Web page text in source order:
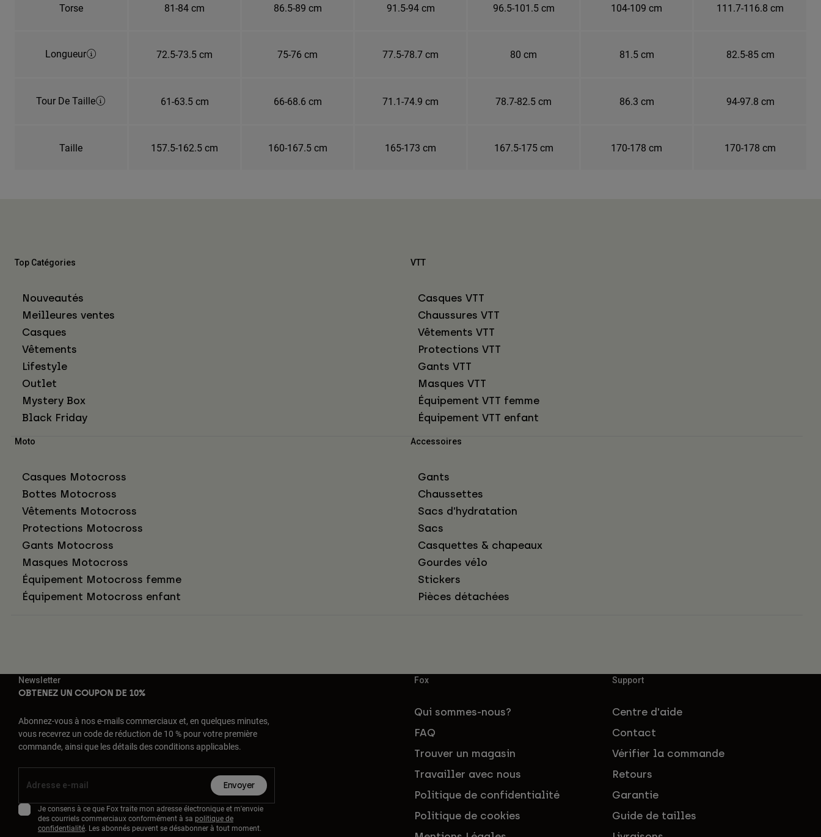
Torse 81-84 cm 86.5-89 cm 91.5-94 cm 96.5-101.5 cm 104-109 cm 111.7-116.8 cm
Longueur 72.5-73.5 cm 75-76 cm 77.5-78.7 cm 80 cm 81.5 cm 82.5-85 cm
Tour De Taille 61-63.5 cm 66-68.6 cm 71.1-74.9 cm 78.7-82.5 cm 86.3 cm 94-97.8 cm
Taille 157.5-162.5 cm 160-167.5 cm 165-173 cm 167.5-175 cm 170-178 cm 170-178 cm
Top Catégories
Nouveautés
Meilleures ventes
Casques
Vêtements
Lifestyle
Outlet
Mystery Box
Black Friday
VTT
Casques VTT
Chaussures VTT
Vêtements VTT
Protections VTT
Gants VTT
Masques VTT
Équipement VTT femme
Équipement VTT enfant
Moto
Casques Motocross
Bottes Motocross
Vêtements Motocross
Protections Motocross
Gants Motocross
Masques Motocross
Équipement Motocross femme
Équipement Motocross enfant
Accessoires
Gants
Chaussettes
Sacs d’hydratation
Sacs
Casquettes & chapeaux
Gourdes vélo
Stickers
Pièces détachées
Newsletter
OBTENEZ UN COUPON DE 10%
Abonnez-vous à nos e-mails commerciaux et, en quelques minutes,
vous recevrez un code de réduction de 10 % pour votre première
commande, ainsi que les détails des conditions applicables.
Envoyer
Je consens à ce que Fox traite mon adresse électronique et m'envoie
des courriels commerciaux conformément à sa politique de
confidentialité. Les abonnés peuvent se désabonner à tout moment.
Fox
Qui sommes-nous?
FAQ
Trouver un magasin
Travailler avec nous
Politique de confidentialité
Politique de cookies
Support
Centre d'aide
Contact
Vérifier la commande
Retours
Garantie
Guide de tailles